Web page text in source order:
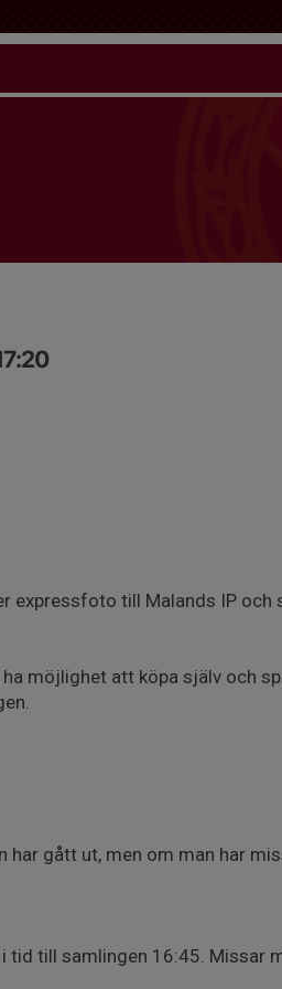
expressfoto till Malands IP
möjlighet att köpa själv och
gått ut, men om man har
tid till samlingen 16:45. Missar